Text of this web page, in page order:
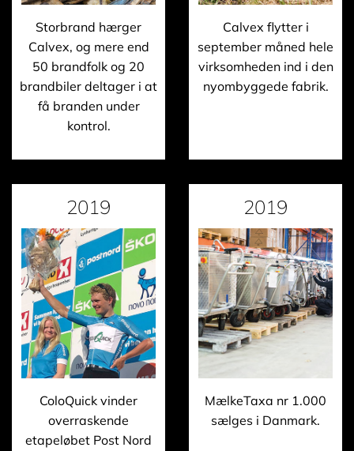
Storbrand hærger
Calvex, og mere end
50 brandfolk og 20
brandbiler deltager i at
få branden under
kontrol.
Calvex flytter i
september måned hele
virksomheden ind i den
nyombyggede fabrik.
2019
ColoQuick vinder
overraskende
etapeløbet Post Nord
2019
MælkeTaxa nr 1.000
sælges i Danmark.